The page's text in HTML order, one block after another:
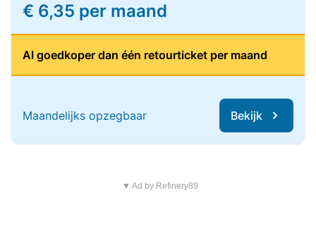
€ 6,35 per maand
Al goedkoper dan één retourticket per maand
Maandelijks opzegbaar Bekijk
▼ Ad by Refinery89